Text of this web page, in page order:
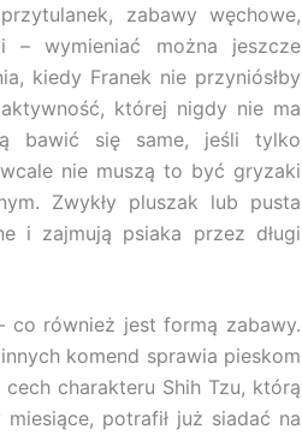
zabawy węchowe,
– wymieniać można jeszcze
kiedy Franek nie przyniósłby
której nigdy nie ma
bawić się same, jeśli tylko
nie muszą to być gryzaki
Zwykły pluszak lub pusta
i zajmują psiaka przez długi
co również jest formą zabawy.
komend sprawia pieskom
charakteru Shih Tzu, którą
potrafił już siadać na